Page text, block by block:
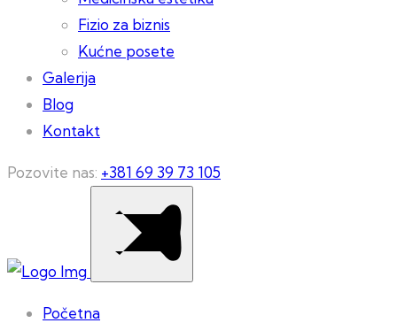
Fizio za biznis
Kućne posete
Galerija
Blog
Kontakt
Pozovite nas: +381 69 39 73 105
Početna